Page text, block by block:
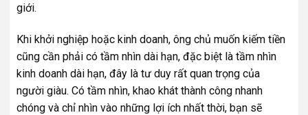
giới.
Khi khởi nghiệp hoặc kinh doanh, ông chủ muốn kiếm tiền
cũng cần phải có tầm nhìn dài hạn, đặc biệt là tầm nhìn
kinh doanh dài hạn, đây là tư duy rất quan trọng của
người giàu. Có tầm nhìn, khao khát thành công nhanh
chóng và chỉ nhìn vào những lợi ích nhất thời, bạn sẽ